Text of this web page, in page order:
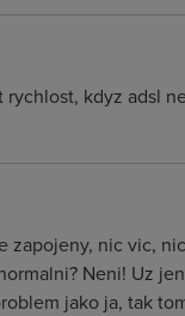
kdyz adsl
nic vic,
Neni! Uz
jako ja, tak